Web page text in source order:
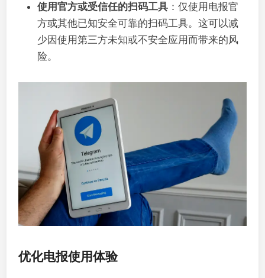
使用官方或受信任的扫码工具 ：仅使用电报官
方或其他已知安全可靠的扫码工具。这可以减
少因使用第三方未知或不安全应用而带来的风
险。
优化电报使用体验